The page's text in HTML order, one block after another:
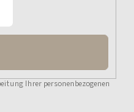
Ihrer personenbezogenen